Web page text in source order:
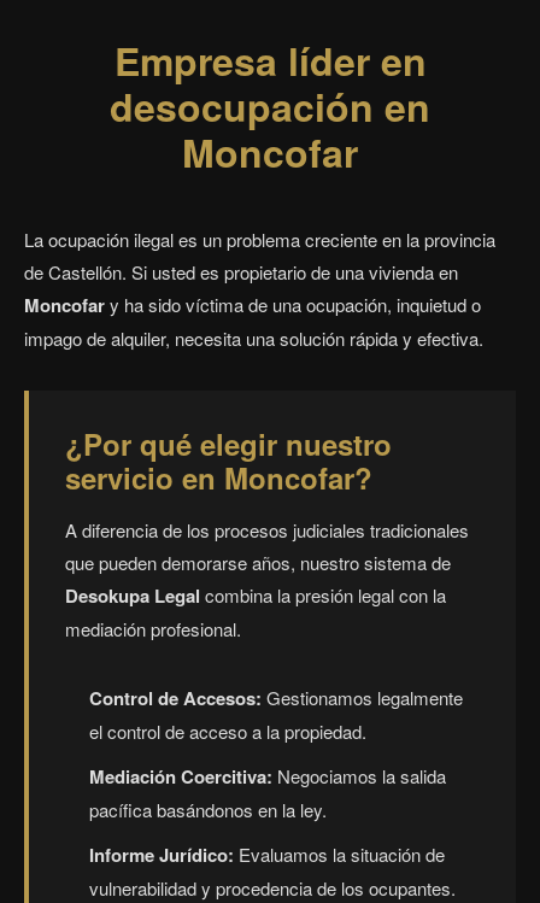
Empresa líder en
desocupación en
Moncofar
La ocupación ilegal es un problema creciente en la provincia
de Castellón. Si usted es propietario de una vivienda en
Moncofary ha sido víctima de una ocupación, inquietud o
impago de alquiler, necesita una solución rápida y efectiva.
¿Por qué elegir nuestro
servicio en Moncofar?
A diferencia de los procesos judiciales tradicionales
que pueden demorarse años, nuestro sistema de
Desokupa Legal combina la presión legal con la
mediación profesional.
Control de Accesos: Gestionamos legalmente
el control de acceso a la propiedad.
Mediación Coercitiva: Negociamos la salida
pacífica basándonos en la ley.
Informe Jurídico: Evaluamos la situación de
vulnerabilidad y procedencia de los ocupantes.